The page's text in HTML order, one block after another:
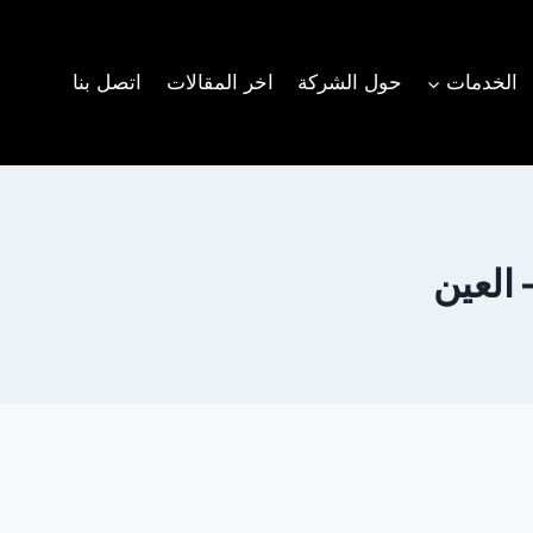
الخدمات حول الشركة اخر المقالات اتصل بنا